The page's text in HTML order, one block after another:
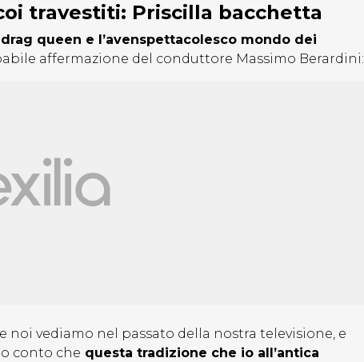
travestiti: Priscilla bacchetta
queen e l’avenspettacolesco mondo dei
affermazione del conduttore Massimo Berardini:
noi vediamo nel passato della nostra televisione, e
conto che questa tradizione che io all’antica